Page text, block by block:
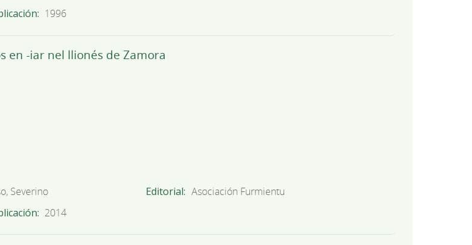
1996
en -iar nel llionés de Zamora
Severino Editorial
Asociación Furmientu
2014